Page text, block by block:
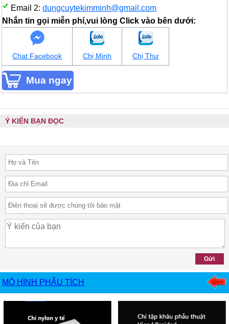
Email 2:dungcuytekimminh@gmail.com
Nhắn tin gọi miễn phí,vui lòng Click vào bên dưới:
Chat Facebook Chị Minh Chị Thư
Ý KIẾN BẠN ĐỌC
MÔ HÌNH PHẪU TÍCH